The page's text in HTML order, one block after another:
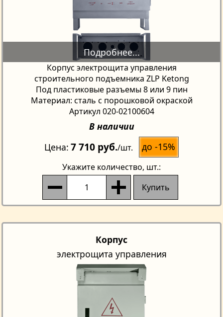
Корпус электрощита управления
строительного подъемника ZLP Ketong
Под пластиковые разъемы 8 или 9 пин
Материал: сталь с порошковой окраской
Артикул 020-02100604
В наличии
Цена 7 710 руб./шт. до -15%
Укажите количество, шт.:
Купить
Корпус
электрощита управления